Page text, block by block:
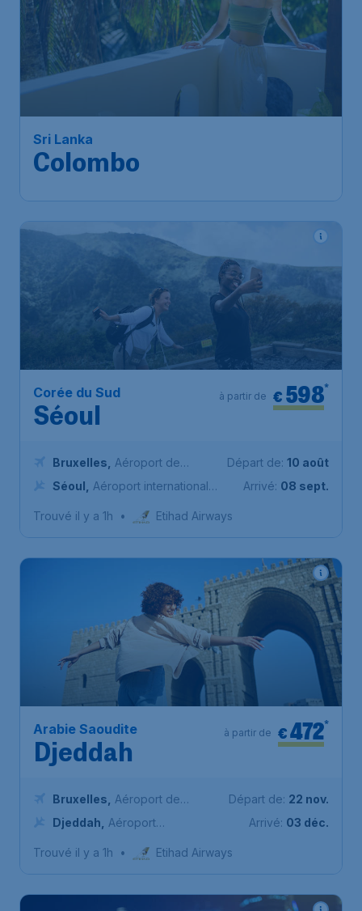
Sri Lanka
Colombo
558*
Bruxelles-National
Colombo
Aéroport
international Bandaranaike
Corée du Sud
Séoul
€ 598*
à partir de
Bruxelles
Aéroport de
Bruxelles-National
Séoul
Aéroport international
Départ de: 10 août
Arrivé: 08 sept.
Trouvé il y a 1h • Etihad Airways
Arabie Saoudite
Djeddah
€472*
à partir de
Bruxelles
Aéroport de
Bruxelles-National
Djeddah
Aéroport
Départ de: 22 nov.
Arrivé: 03 déc.
Trouvé il y a 1h • Etihad Airways